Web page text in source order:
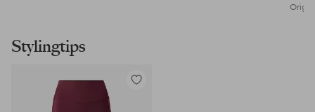
Stylingtips
Toevoegen